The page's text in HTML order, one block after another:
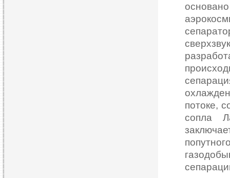
потоке,
сопла